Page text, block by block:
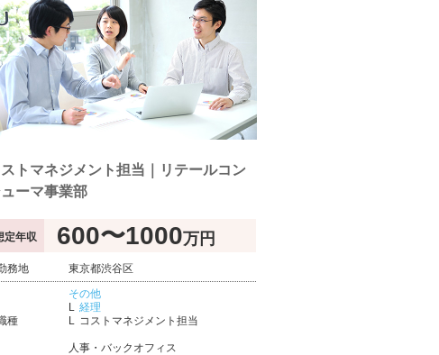
ストマネジメント担当｜リテールコン
ーマ事業部
定年収 600〜1000万円
務地 東京都渋谷区
種
その他
経理
コストマネジメント担当
人事・バックオフィス